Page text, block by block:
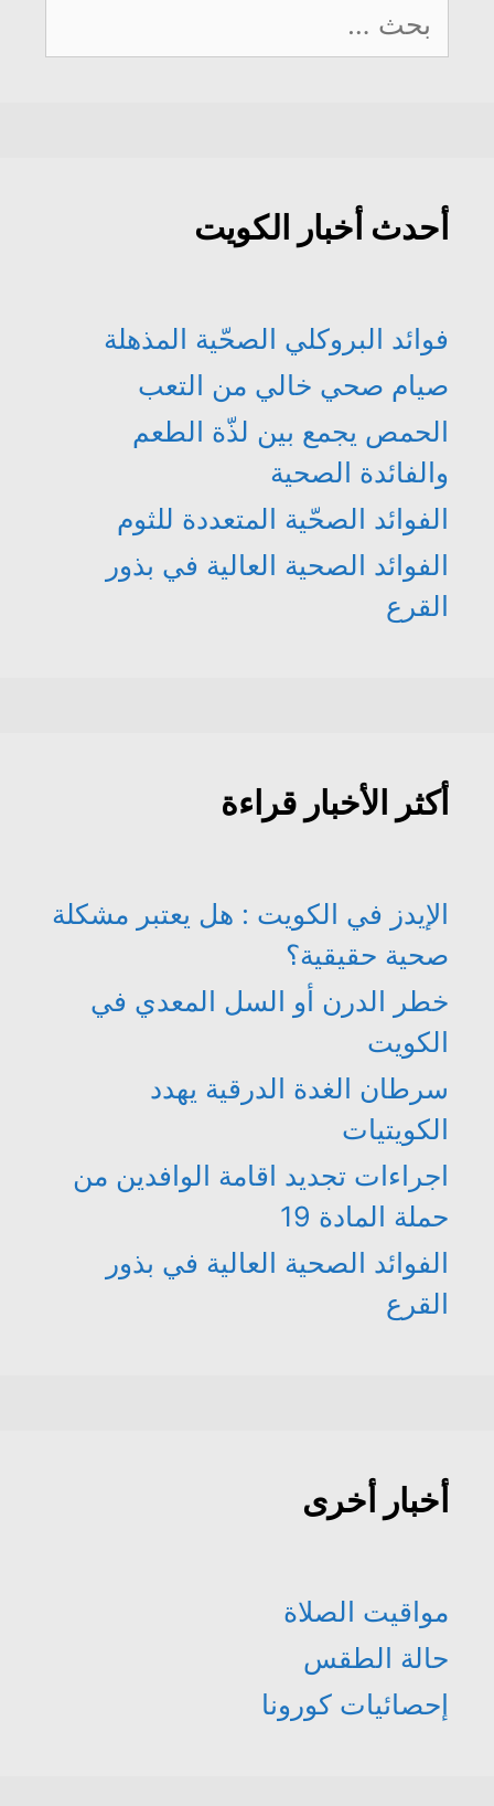
البحث
عن:
أحدث أخبار الكويت
فوائد البروكلي الصحّية المذهلة
صيام صحي خالي من التعب
الحمص يجمع بين لذّة الطعم
والفائدة الصحية
الفوائد الصحّية المتعددة للثوم
الفوائد الصحية العالية في بذور
القرع
أكثر الأخبار قراءة
الإيدز في الكويت : هل يعتبر مشكلة
صحية حقيقية؟
خطر الدرن أو السل المعدي في
الكويت
سرطان الغدة الدرقية يهدد
الكويتيات
اجراءات تجديد اقامة الوافدين من
حملة المادة 19
الفوائد الصحية العالية في بذور
القرع
أخبار أخرى
مواقيت الصلاة
حالة الطقس
إحصائيات كورونا